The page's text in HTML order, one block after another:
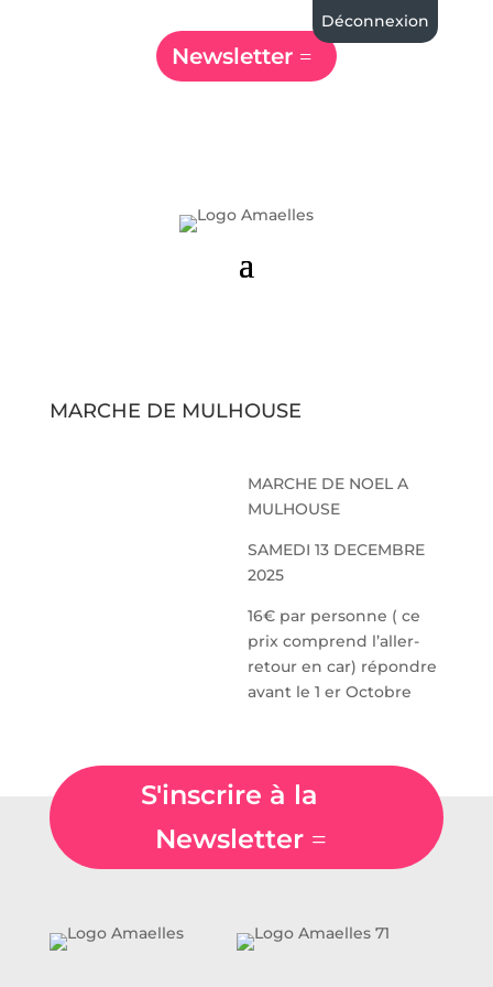
Newsletter
Déconnexion
MARCHE DE MULHOUSE
MARCHE DE NOEL A
MULHOUSE
SAMEDI 13 DECEMBRE
2025
16€ par personne ( ce
prix comprend l’aller-
retour en car) répondre
avant le 1 er Octobre
S'inscrire à la
Newsletter